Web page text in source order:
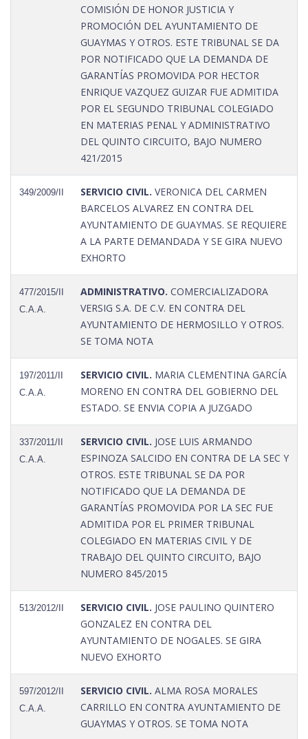
COMISIÓN DE HONOR JUSTICIA Y
PROMOCIÓN DEL AYUNTAMIENTO DE
GUAYMAS Y OTROS. ESTE TRIBUNAL SE DA
POR NOTIFICADO QUE LA DEMANDA DE
GARANTÍAS PROMOVIDA POR HECTOR
ENRIQUE VAZQUEZ GUIZAR FUE ADMITIDA
POR EL SEGUNDO TRIBUNAL COLEGIADO
EN MATERIAS PENAL Y ADMINISTRATIVO
DEL QUINTO CIRCUITO, BAJO NUMERO
421/2015
349/2009/II SERVICIO CIVIL. VERONICA DEL CARMEN
BARCELOS ALVAREZ EN CONTRA DEL
AYUNTAMIENTO DE GUAYMAS. SE REQUIERE
A LA PARTE DEMANDADA Y SE GIRA NUEVO
EXHORTO
477/2015/II
C.A.A.
ADMINISTRATIVO. COMERCIALIZADORA
VERSIG S.A. DE C.V. EN CONTRA DEL
AYUNTAMIENTO DE HERMOSILLO Y OTROS.
SE TOMA NOTA
197/2011/II
C.A.A.
SERVICIO CIVIL. MARIA CLEMENTINA GARCÍA
MORENO EN CONTRA DEL GOBIERNO DEL
ESTADO. SE ENVIA COPIA A JUZGADO
337/2011/II
C.A.A.
SERVICIO CIVIL. JOSE LUIS ARMANDO
ESPINOZA SALCIDO EN CONTRA DE LA SEC Y
OTROS. ESTE TRIBUNAL SE DA POR
NOTIFICADO QUE LA DEMANDA DE
GARANTÍAS PROMOVIDA POR LA SEC FUE
ADMITIDA POR EL PRIMER TRIBUNAL
COLEGIADO EN MATERIAS CIVIL Y DE
TRABAJO DEL QUINTO CIRCUITO, BAJO
NUMERO 845/2015
513/2012/II SERVICIO CIVIL. JOSE PAULINO QUINTERO
GONZALEZ EN CONTRA DEL
AYUNTAMIENTO DE NOGALES. SE GIRA
NUEVO EXHORTO
597/2012/II
C.A.A.
SERVICIO CIVIL. ALMA ROSA MORALES
CARRILLO EN CONTRA AYUNTAMIENTO DE
GUAYMAS Y OTROS. SE TOMA NOTA